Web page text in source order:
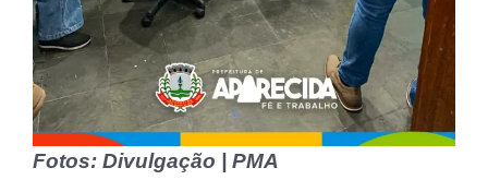
Fotos: Divulgação | PMA